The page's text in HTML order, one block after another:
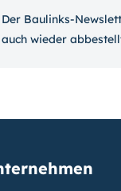
Der Baulinks-
auch wieder